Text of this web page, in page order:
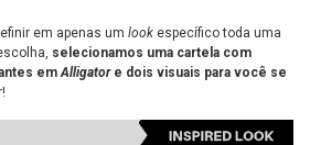
em apenas um look específico toda uma
selecionamos uma cartela com
emAlligator e dois visuais para você se